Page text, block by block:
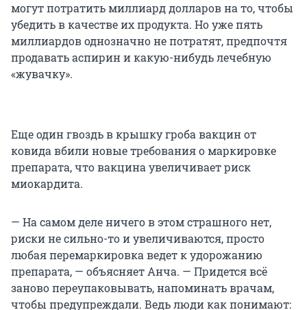
могут потратить миллиард долларов на то, чтобы
убедить в качестве их продукта. Но уже пять
миллиардов однозначно не потратят, предпочтя
продавать аспирин и какую-нибудь лечебную
«жувачку».
Еще один гвоздь в крышку гроба вакцин от
ковида вбили новые требования о маркировке
препарата, что вакцина увеличивает риск
миокардита.
— На самом деле ничего в этом страшного нет,
риски не сильно-то и увеличиваются, просто
любая перемаркировка ведет к удорожанию
препарата, — объясняет Анча. — Придется всё
заново переупаковывать, напоминать врачам,
чтобы предупреждали. Ведь люди как понимают: